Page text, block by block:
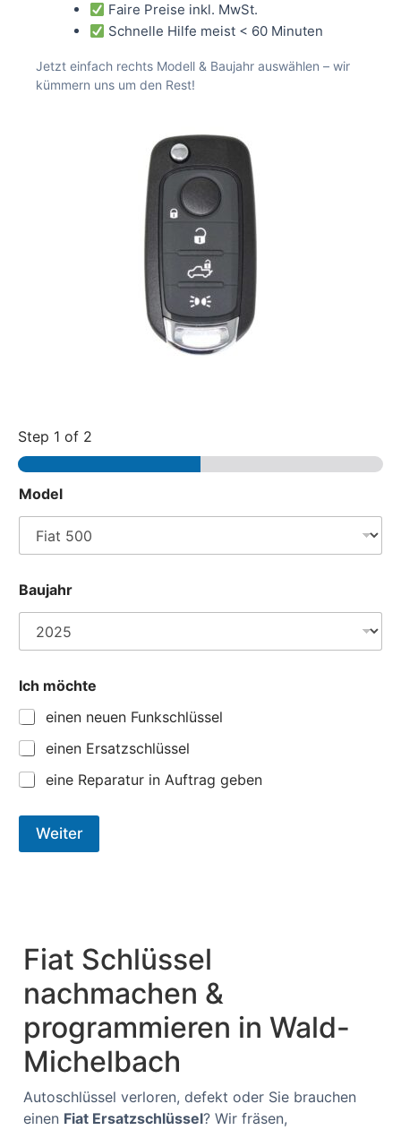
Faire Preise inkl. MwSt.
Schnelle Hilfe meist < 60 Minuten
Jetzt einfach rechts Modell & Baujahr auswählen – wir
kümmern uns um den Rest!
Step 1 of 2
o
d
l
B
a
u
a
r
Model
Baujahr
Ich möchte
einen neuen Funkschlüssel
einen Ersatzschlüssel
eine Reparatur in Auftrag geben
Weiter
Fiat Schlüssel
nachmachen &
programmieren in Wald-
Michelbach
Autoschlüssel verloren, defekt oder Sie brauchen
einen Fiat Ersatzschlüssel? Wir fräsen,